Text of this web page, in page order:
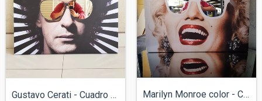
Gustavo Cerati - Cuadro con espejos - v/... Marilyn Monroe color - Cuadro con espejo...